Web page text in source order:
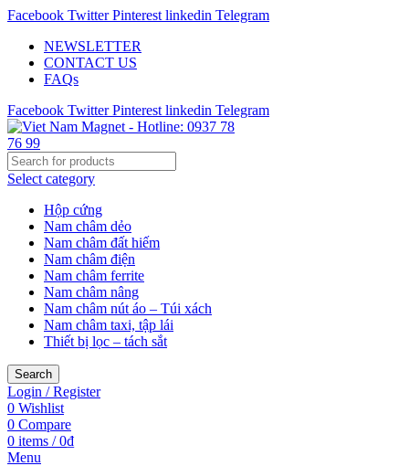
Facebook Twitter Pinterest linkedin Telegram
NEWSLETTER
CONTACT US
FAQs
Facebook Twitter Pinterest linkedin Telegram
Select category
Hộp cứng
Nam châm dẻo
Nam châm đất hiếm
Nam châm điện
Nam châm ferrite
Nam châm nâng
Nam châm nút áo – Túi xách
Nam châm taxi, tập lái
Thiết bị lọc – tách sắt
Search
Login / Register
0 Wishlist
0 Compare
0 items / 0₫
Menu